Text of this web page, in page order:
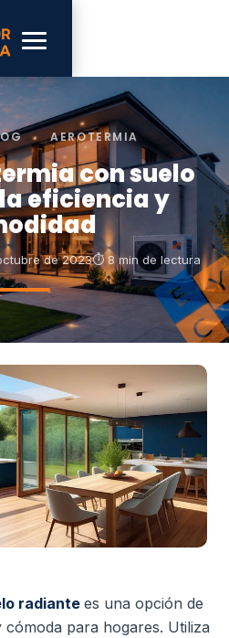
› AEROTERMIA
con suelo
eficiencia y
de 2023⏱ 8 min de lectura
radiante es una opción de
para hogares. Utiliza